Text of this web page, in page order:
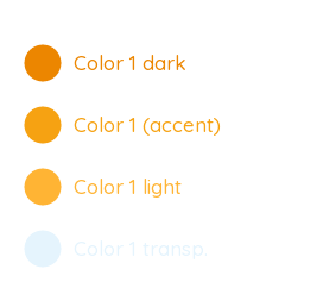
Color 1 dark
Color 1 (accent)
Color 1 light
Color 1 transp.